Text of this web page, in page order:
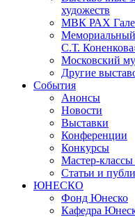
художеств
МВК РАХ
Мемориальный
С.Т.
Московский
Другие
События
Анонсы
Новости
Выставки
Конференции
Конкурсы
Мастер-
Статьи и
ЮНЕСКО
Фонд Юнеско
Кафедра